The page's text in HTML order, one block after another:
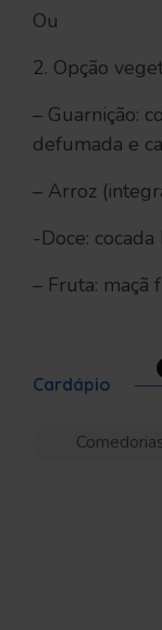
Ou
2. Opção
– Guarnição:
defumada e
– Arroz
-Doce:
– Fruta: maçã
Cardápio